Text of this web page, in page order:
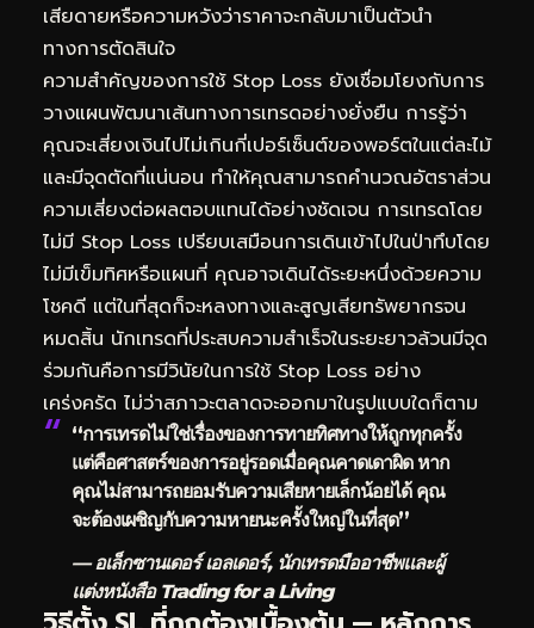
เสียดายหรือความหวังว่าราคาจะกลับมาเป็นตัวนำ
ทางการตัดสินใจ
ความสำคัญของการใช้ Stop Loss ยังเชื่อมโยงกับการ
วางแผนพัฒนาเส้นทางการเทรดอย่างยั่งยืน การรู้ว่า
คุณจะเสี่ยงเงินไปไม่เกินกี่เปอร์เซ็นต์ของพอร์ตในแต่ละไม้
และมีจุดตัดที่แน่นอน ทำให้คุณสามารถคำนวณอัตราส่วน
ความเสี่ยงต่อผลตอบแทนได้อย่างชัดเจน การเทรดโดย
ไม่มี Stop Loss เปรียบเสมือนการเดินเข้าไปในป่าทึบโดย
ไม่มีเข็มทิศหรือแผนที่ คุณอาจเดินได้ระยะหนึ่งด้วยความ
โชคดี แต่ในที่สุดก็จะหลงทางและสูญเสียทรัพยากรจน
หมดสิ้น นักเทรดที่ประสบความสำเร็จในระยะยาวล้วนมีจุด
ร่วมกันคือการมีวินัยในการใช้ Stop Loss อย่าง
เคร่งครัด ไม่ว่าสภาวะตลาดจะออกมาในรูปแบบใดก็ตาม
“การเทรดไม่ใช่เรื่องของการทายทิศทางให้ถูกทุกครั้ง
แต่คือศาสตร์ของการอยู่รอดเมื่อคุณคาดเดาผิด หาก
คุณไม่สามารถยอมรับความเสียหายเล็กน้อยได้ คุณ
จะต้องเผชิญกับความหายนะครั้งใหญ่ในที่สุด”
— อเล็กซานเดอร์ เอลเดอร์, นักเทรดมืออาชีพและผู้
แต่งหนังสือ Trading for a Living